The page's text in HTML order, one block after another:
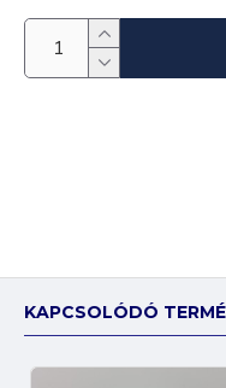
KAPCSOLÓDÓ